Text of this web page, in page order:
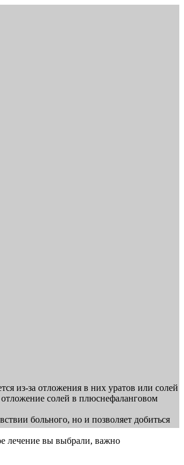
из-за отложения в них уратов или солей
солей в плюснефаланговом
больного, но и позволяет добиться
лечение вы выбрали, важно